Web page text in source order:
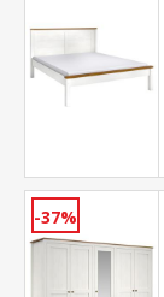
-37%